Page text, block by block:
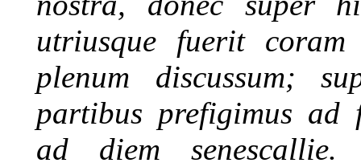
utriusque fuerit
plenum discussum;
partibus prefigimus ad
ad diem senescallie.